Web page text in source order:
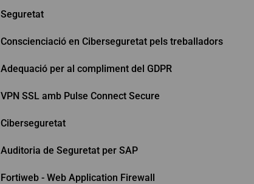
Seguretat
Conscienciació en Ciberseguretat pels treballadors
Adequació per al compliment del GDPR
VPN SSL amb Pulse Connect Secure
Ciberseguretat
Auditoria de Seguretat per SAP
Fortiweb - Web Application Firewall